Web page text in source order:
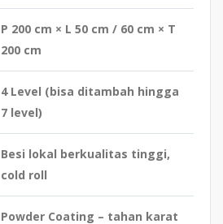
P 200 cm × L 50 cm / 60 cm × T
200 cm
4 Level (bisa ditambah hingga
7 level)
Besi lokal berkualitas tinggi,
cold roll
Powder Coating – tahan karat